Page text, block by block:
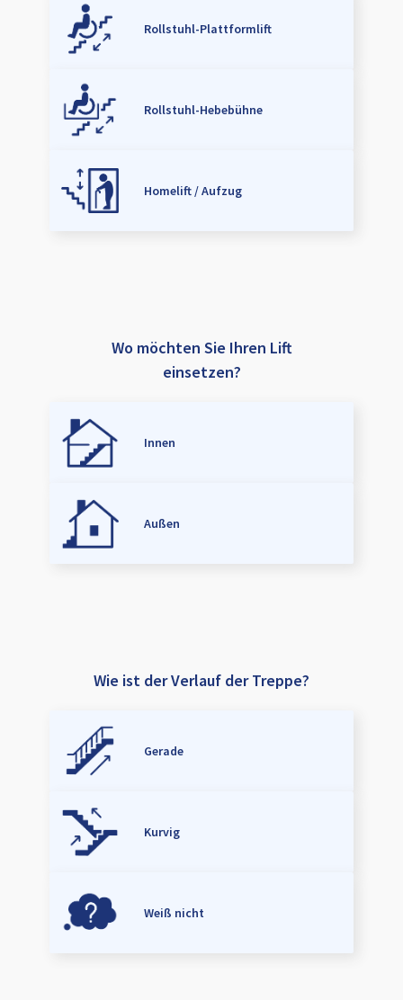
Rollstuhl-Plattformlift
Rollstuhl-Hebebühne
Homelift / Aufzug
Wo möchten Sie Ihren Lift
einsetzen?
Innen
Außen
Wie ist der Verlauf der Treppe?
Gerade
Kurvig
Weiß nicht